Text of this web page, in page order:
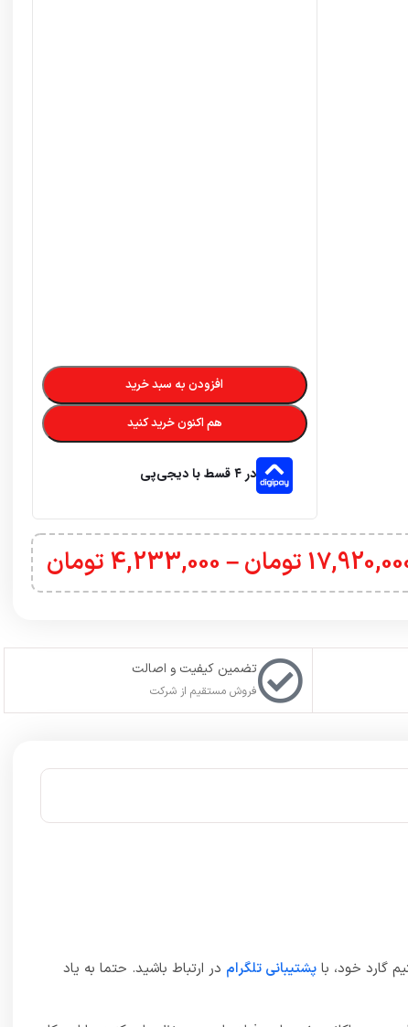
افزودن به سبد خرید
هم اکنون خرید کنید
در ۴ قسط با دیجی‌پی
تومان–
4,233,000 تومان
تضمین کیفیت و اصالت
فروش مستقیم از شرکت
گارد خود، با پشتیبانی تلگرام در ارتباط باشید. حتما به یاد